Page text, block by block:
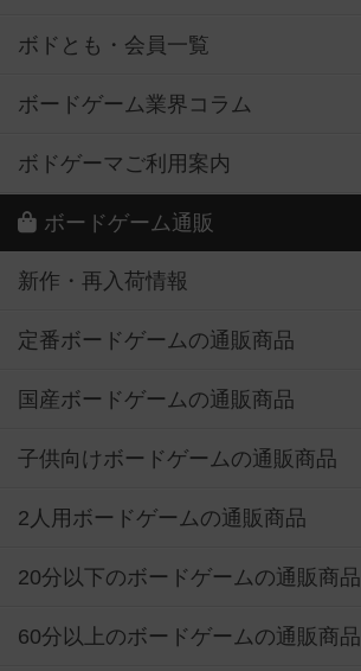
ボドとも・会員一覧
ボードゲーム業界コラム
ボドゲーマご利用案内
ボードゲーム通販
新作・再入荷情報
定番ボードゲームの通販商品
国産ボードゲームの通販商品
子供向けボードゲームの通販商品
2人用ボードゲームの通販商品
20分以下のボードゲームの通販商品
60分以上のボードゲームの通販商品